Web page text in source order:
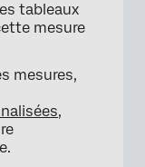
tableaux
mesure
mesures,
,